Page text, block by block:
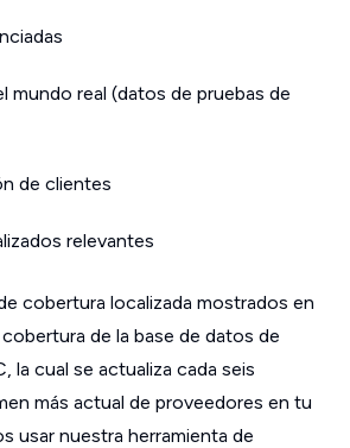
mundo real (datos de pruebas de
de clientes
relevantes
cobertura localizada mostrados en
de la base de datos de
la cual se actualiza cada seis
más actual de proveedores en tu
usar nuestra herramienta de